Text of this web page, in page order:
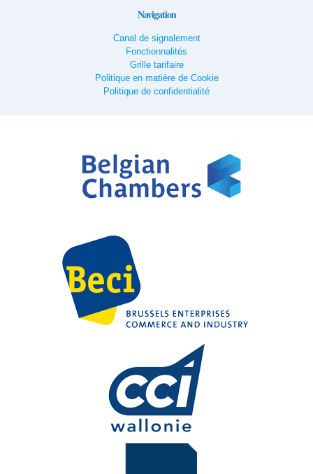
Navigation
Canal de signalement
Fonctionnalités
Grille tarifaire
Politique en matière de Cookie
Politique de confidentialité